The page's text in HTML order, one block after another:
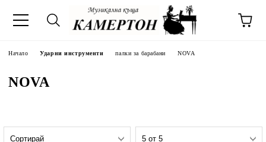
Начало Ударни инструменти палки за барабани NOVA
NOVA